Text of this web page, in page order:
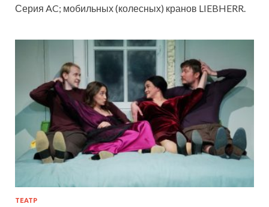
Серия AC; мобильных (колесных) кранов LIEBHERR.
ТЕАТР